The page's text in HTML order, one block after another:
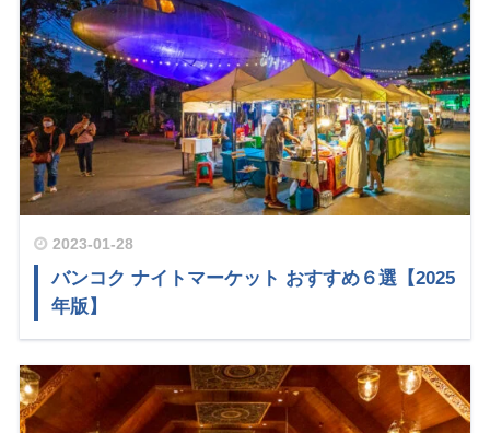
2023-01-28
バンコク ナイトマーケット おすすめ６選【2025
年版】